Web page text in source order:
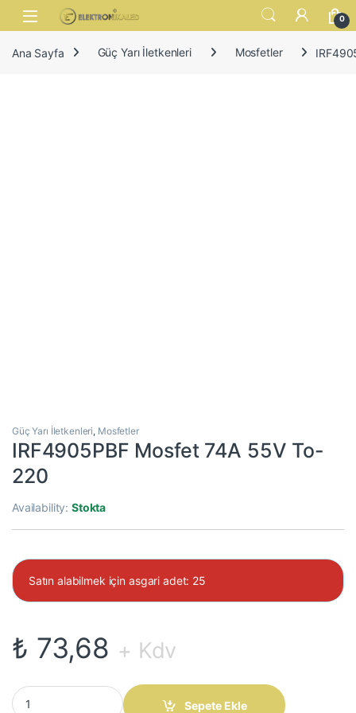
Skip to navigation
Skip to content
Open 0
Ana Sayfa Güç Yarı İletkenleri Mosfetler
Güç Yarı İletkenleri, Mosfetler
IRF4905PBF Mosfet 74A 55V To-
220
Availability:Stokta
Satın alabilmek için asgari adet: 25
₺ 73,68 + Kdv
IRF4905PBF Mosfet 74A 55V To-220 quantity
Sepete Ekle